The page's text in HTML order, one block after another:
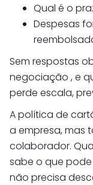
Qual é o
Despesas
Sem respostas
negociação , e
perde escala,
A política de
a empresa, mas
colaborador.
sabe o que
não precisa